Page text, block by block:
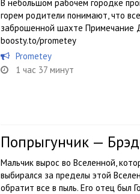
В небольшом рабочем городке
горем родители понимают, что
заброшенной шахте Примечание
boosty.to/prometey
Prometey
1 час 37 минут
Попрыгунчик —
Мальчик вырос во Вселенной,
выбирался за пределы этой
обратит все в пыль. Его отец был